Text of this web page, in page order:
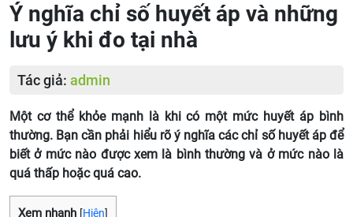
Ý nghĩa chỉ số huyết áp và những
lưu ý khi đo tại nhà
Tác giả: admin
Một cơ thể khỏe mạnh là khi có một mức huyết áp bình
thường. Bạn cần phải hiểu rõ ý nghĩa các chỉ số huyết áp để
biết ở mức nào được xem là bình thường và ở mức nào là
quá thấp hoặc quá cao.
Xem nhanh [Hiện]